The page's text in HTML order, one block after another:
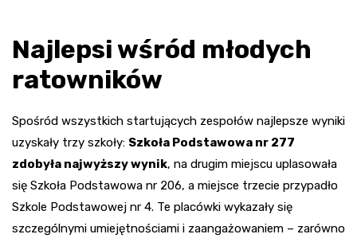
Najlepsi wśród młodych
ratowników
Spośród wszystkich startujących zespołów najlepsze wyniki
uzyskały trzy szkoły: Szkoła Podstawowa nr 277
zdobyła najwyższy wynik, na drugim miejscu uplasowała
się Szkoła Podstawowa nr 206, a miejsce trzecie przypadło
Szkole Podstawowej nr 4. Te placówki wykazały się
szczególnymi umiejętnościami i zaangażowaniem – zarówno